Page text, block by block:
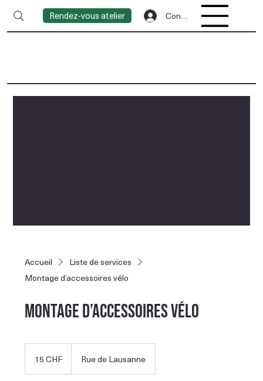
Rendez-vous atelier Connexion
Accueil
Liste de services
Montage d’accessoires vélo
Montage d’accessoires vélo
suisses15 CHF Rue de Lausanne